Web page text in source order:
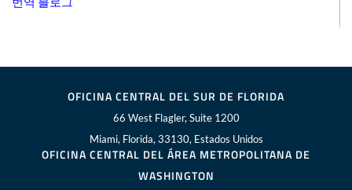
OFICINA CENTRAL DEL SUR DE FLORIDA
66 West Flagler, Suite 1200
Miami, Florida, 33130, Estados Unidos
OFICINA CENTRAL DEL ÁREA METROPOLITANA DE
WASHINGTON